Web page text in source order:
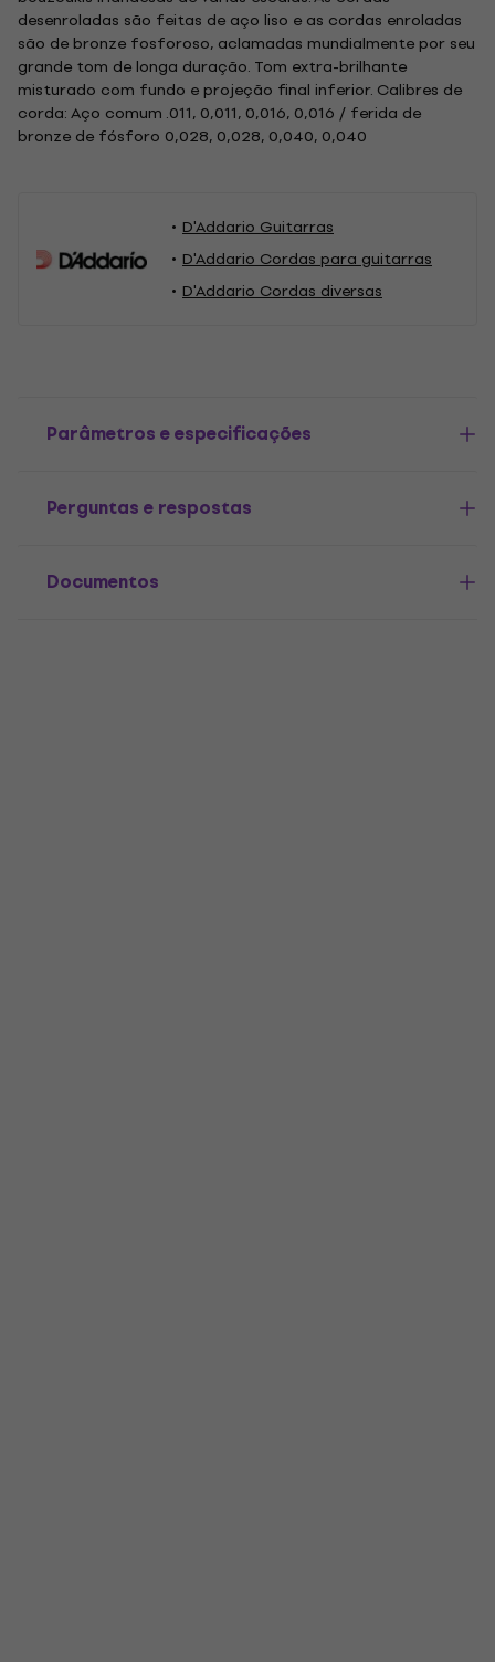
desenroladas são feitas de aço liso e as cordas enroladas
são de bronze fosforoso, aclamadas mundialmente por seu
grande tom de longa duração. Tom extra-brilhante
misturado com fundo e projeção final inferior. Calibres de
corda: Aço comum .011, 0,011, 0,016, 0,016 / ferida de
bronze de fósforo 0,028, 0,028, 0,040, 0,040
D'Addario Guitarras
D'Addario Cordas para guitarras
D'Addario Cordas diversas
Parâmetros e especificações
Perguntas e respostas
Documentos